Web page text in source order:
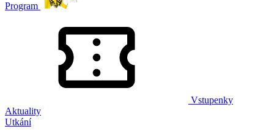
Program
Vstupenky
Aktuality
Utkání